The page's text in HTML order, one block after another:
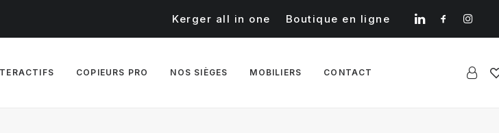
Kerger all in one Boutique en ligne
COPIEURS PRO NOS SIÈGES MOBILIERS CONTACT